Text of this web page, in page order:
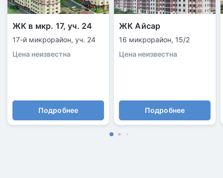
ЖК в мкр. 17, уч. 24
17-й микрорайон, уч. 24
Цена неизвестна
Подробнее
ЖК Айсар
16 микрорайон, 15/2
Цена неизвестна
Подробнее